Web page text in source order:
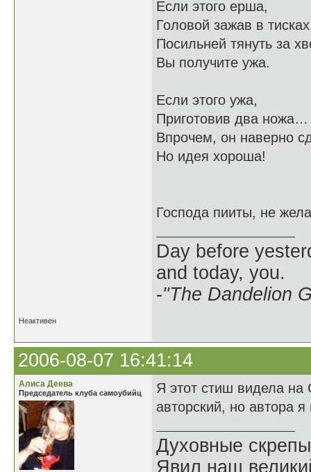
Если этого ерша,
Головой зажав в
Посильней тянуть за
Вы получите ужа.
Если этого ужа,
Приготовив два ножа…
Впрочем, он наверно
Но идея хороша!
Господа пииты, не
Day before
and today, you.
-"The Dandelion
Неактивен
2006-08-07 16:41:14
Алиса Деева
Председатель клуба самоубийц
Я этот стиш видела на
авторский, но автора
Духовные
Явил наш